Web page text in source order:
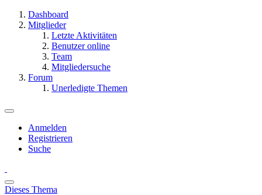
Dashboard
Mitglieder
Letzte Aktivitäten
Benutzer online
Team
Mitgliedersuche
Forum
Unerledigte Themen
Anmelden
Registrieren
Suche
Dieses Thema